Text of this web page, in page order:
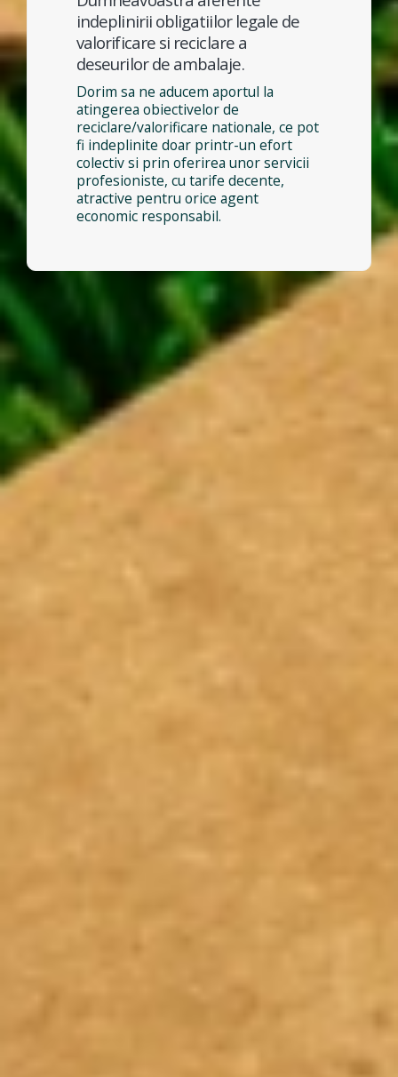
indeplinirii obligatiilor legale de
valorificare si reciclare a
deseurilor de ambalaje.
Dorim sa ne aducem aportul la
atingerea obiectivelor de
reciclare/valorificare nationale, ce pot
fi indeplinite doar printr-un efort
colectiv si prin oferirea unor servicii
profesioniste, cu tarife decente,
atractive pentru orice agent
economic responsabil.